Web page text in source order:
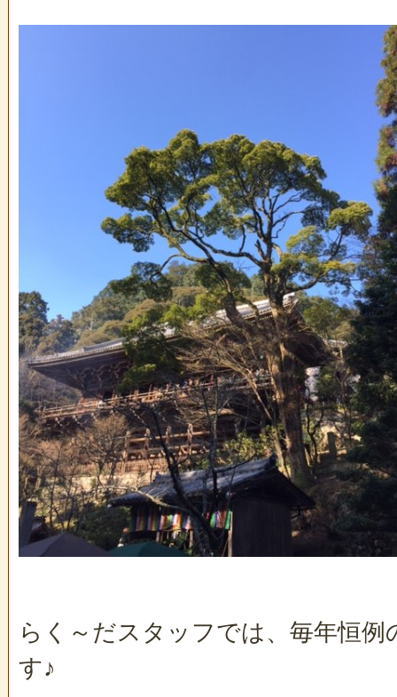
らく～だスタッフでは、毎年恒例
す♪